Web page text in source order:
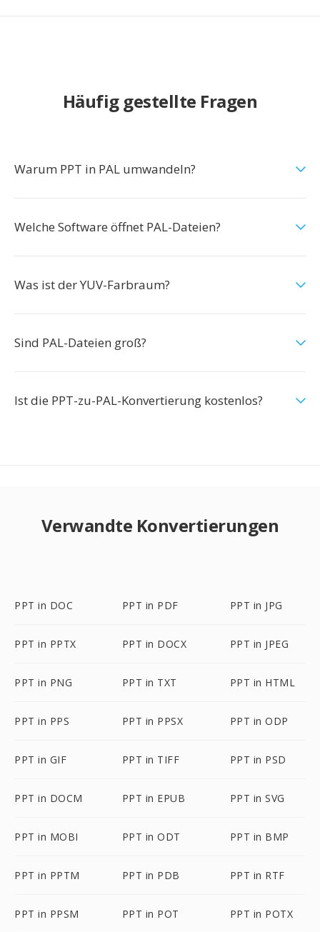
Häufig gestellte Fragen
Warum PPT in PAL umwandeln?
Welche Software öffnet PAL-Dateien?
Was ist der YUV-Farbraum?
Sind PAL-Dateien groß?
Ist die PPT-zu-PAL-Konvertierung kostenlos?
Verwandte Konvertierungen
PPT in DOC PPT in PDF PPT in JPG
PPT in PPTX PPT in DOCX PPT in JPEG
PPT in PNG PPT in TXT PPT in HTML
PPT in PPS PPT in PPSX PPT in ODP
PPT in GIF PPT in TIFF PPT in PSD
PPT in DOCM PPT in EPUB PPT in SVG
PPT in MOBI PPT in ODT PPT in BMP
PPT in PPTM PPT in PDB PPT in RTF
PPT in PPSM PPT in POT PPT in POTX